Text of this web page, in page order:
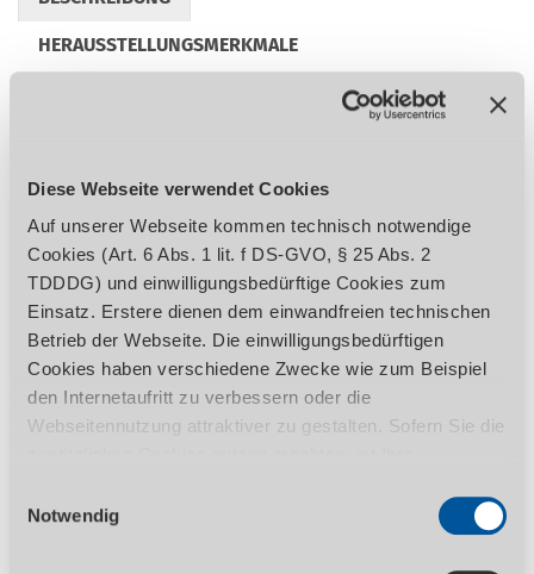
Diese Webseite verwendet Cookies
Auf unserer Webseite kommen technisch notwendige
Cookies (Art. 6 Abs. 1 lit. f DS-GVO, § 25 Abs. 2
TDDDG) und einwilligungsbedürftige Cookies zum
Einsatz. Erstere dienen dem einwandfreien technischen
Betrieb der Webseite. Die einwilligungsbedürftigen
Cookies haben verschiedene Zwecke wie zum Beispiel
den Internetaufritt zu verbessern oder die
Webseitennutzung attraktiver zu gestalten. Sofern Sie die
1 TDDDG erforderlich. Ihre erteilte Einwilligung können
Sie jederzeit durch Aufruf des Consent-Banners mit
Wirkung für die Zukunft widerrufen. Nähere Informationen
Notwendig
HERAUSSTELLUNGSMERKMALE
LIEFERUMFANG
REGULATORISCHE PRODUKTINFORMATIONEN
Garantierte Rundlaufgenauigkeit ≤ 0,02
mm gemessen in der Bohrspindel
Bohrspindel mit Präzisionskugellager
Hochwertiges Schnellspannbohrfutter
Höhenverstellbare Futterschutzabdeckung
Arbeitstisch von +45° bis -45° verstellbar